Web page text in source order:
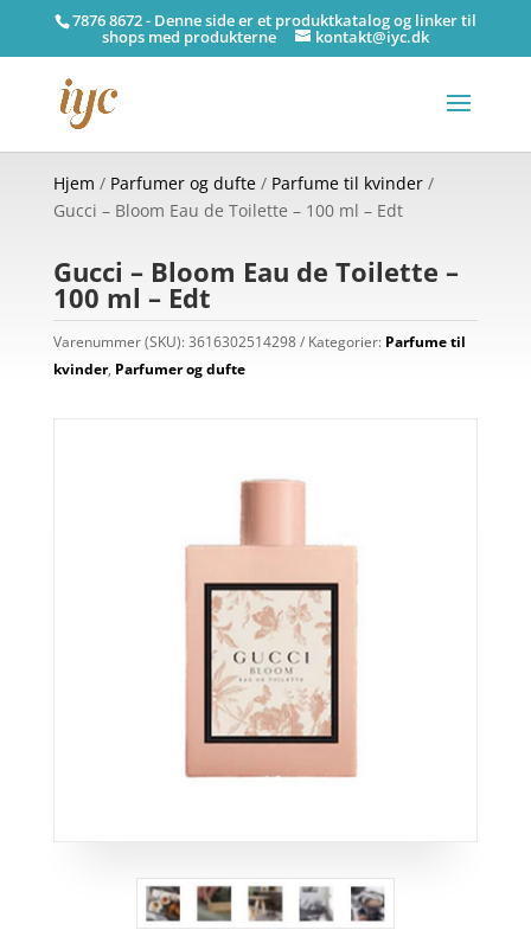
7876 8672 - Denne side er et produktkatalog og linker til
shops med produkterne kontakt@iyc.dk
Hjem / Parfumer og dufte/ Parfume til kvinder/
Gucci – Bloom Eau de Toilette – 100 ml – Edt
Gucci – Bloom Eau de Toilette –
100 ml – Edt
Varenummer (SKU):3616302514298 Kategorier: Parfume til
kvinder, Parfumer og dufte